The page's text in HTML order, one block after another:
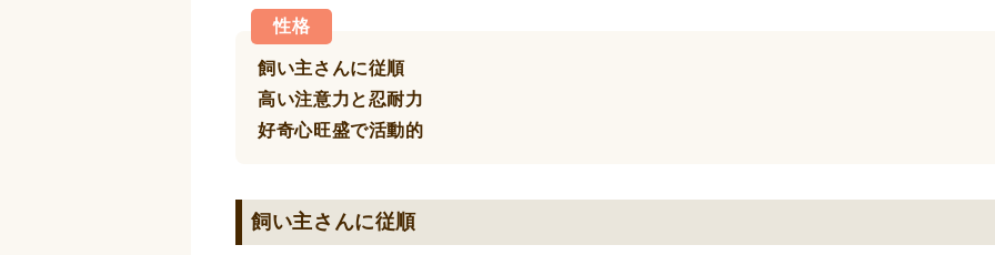
性格
飼い主さんに従順
高い注意力と忍耐力
好奇心旺盛で活動的
飼い主さんに従順